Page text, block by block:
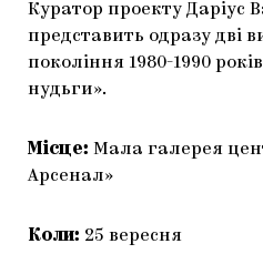
Куратор проекту Даріус
представить одразу дві
покоління 1980-1990
нудьги».
Місце: Мала галерея
Арсенал»
Коли: 25 вересня